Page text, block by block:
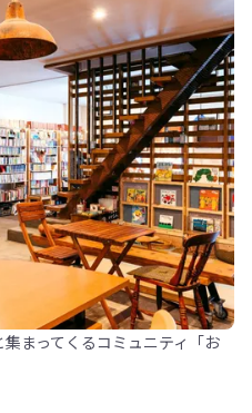
まってくるコミュニティ「お